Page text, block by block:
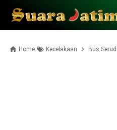
Home Kecelakaan Bus Seruduk